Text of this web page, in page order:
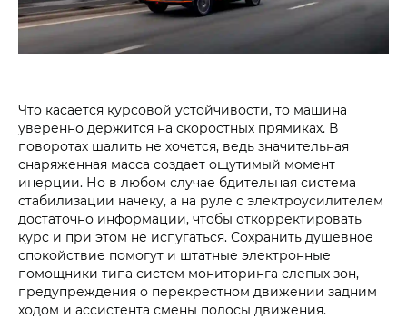
Что касается курсовой устойчивости, то машина
уверенно держится на скоростных прямиках. В
поворотах шалить не хочется, ведь значительная
снаряженная масса создает ощутимый момент
инерции. Но в любом случае бдительная система
стабилизации начеку, а на руле с электроусилителем
достаточно информации, чтобы откорректировать
курс и при этом не испугаться. Сохранить душевное
спокойствие помогут и штатные электронные
помощники типа систем мониторинга слепых зон,
предупреждения о перекрестном движении задним
ходом и ассистента смены полосы движения.